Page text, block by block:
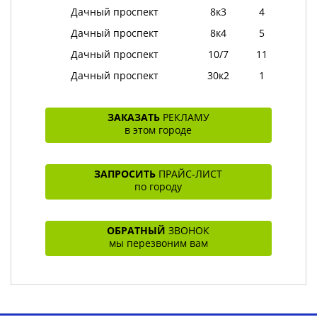
Дачный проспект 8к3
4
Дачный проспект
8к4
5
Дачный проспект
10/7
11
Дачный проспект
30к2 1
ЗАКАЗАТЬРЕКЛАМУ
в этом городе
ЗАПРОСИТЬ ПРАЙС-ЛИСТ
по городу
ОБРАТНЫЙ ЗВОНОК
мы перезвоним вам